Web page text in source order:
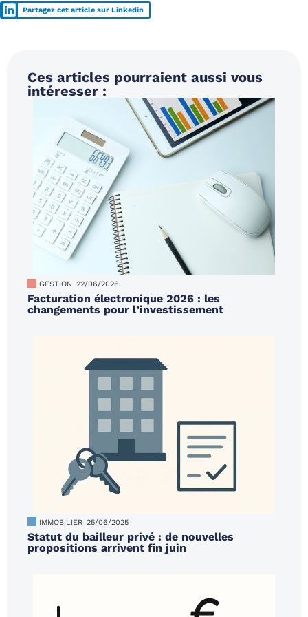
Partagez cet article sur Linkedin
Ces articles pourraient aussi vous
intéresser :
GESTION 22/06/2026
Facturation électronique 2026 : les
changements pour l’investissement
IMMOBILIER 25/06/2025
Statut du bailleur privé : de nouvelles
propositions arrivent fin juin